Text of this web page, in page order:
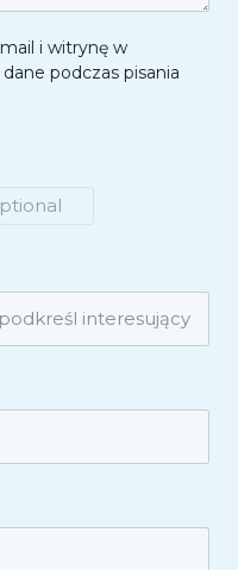
i witrynę w
podczas pisania